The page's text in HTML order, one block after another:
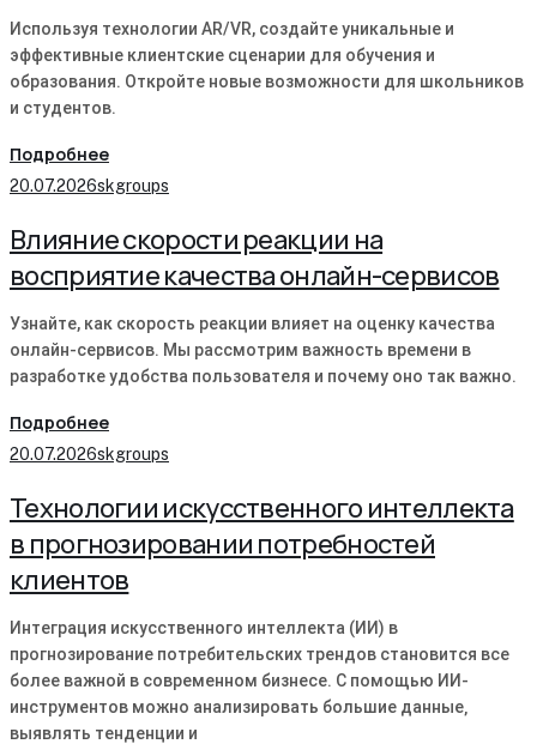
Используя технологии AR/VR, создайте уникальные и
эффективные клиентские сценарии для обучения и
образования. Откройте новые возможности для школьников
и студентов.
Подробнее
20.07.2026skgroups
Влияние скорости реакции на
восприятие качества онлайн-сервисов
Узнайте, как скорость реакции влияет на оценку качества
онлайн-сервисов. Мы рассмотрим важность времени в
разработке удобства пользователя и почему оно так важно.
Подробнее
20.07.2026skgroups
Технологии искусственного интеллекта
в прогнозировании потребностей
клиентов
Интеграция искусственного интеллекта (ИИ) в
прогнозирование потребительских трендов становится все
более важной в современном бизнесе․ С помощью ИИ-
инструментов можно анализировать большие данные‚
выявлять тенденции и